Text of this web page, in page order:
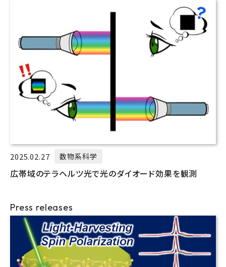
2025.02.27 数物系科学
広帯域のテラヘルツ光で光のダイオード効果を観測
Press releases